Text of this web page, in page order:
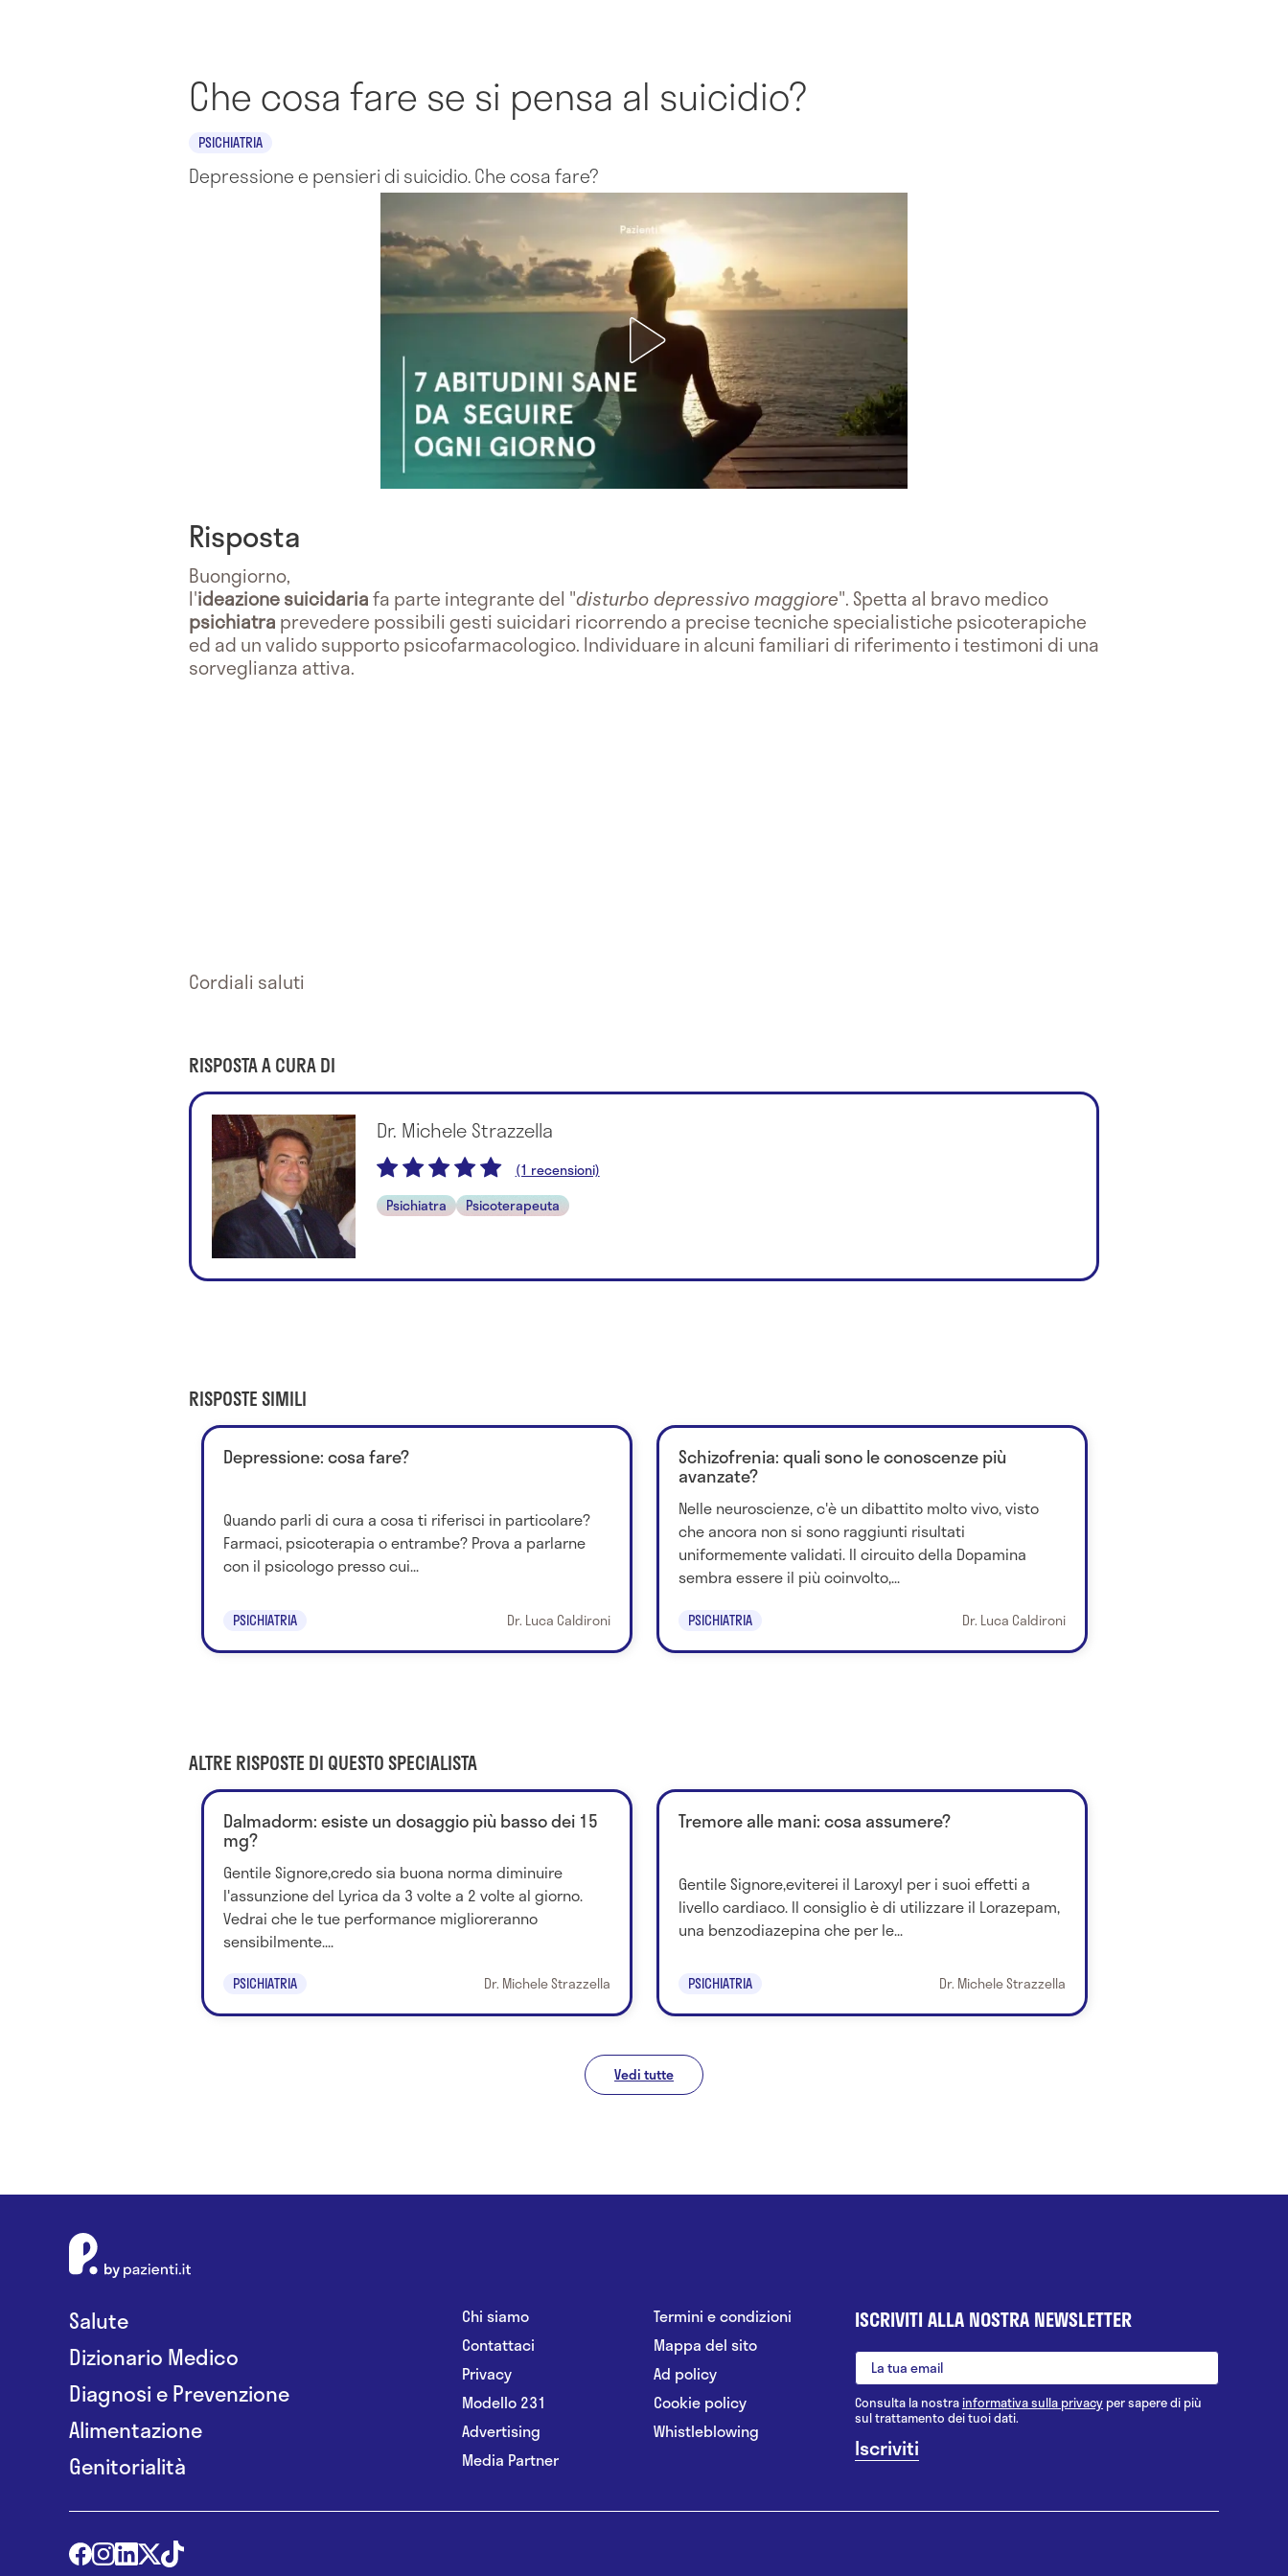
Che cosa fare se si pensa al suicidio?
PSICHIATRIA
Depressione e pensieri di suicidio. Che cosa fare?
Risposta
Buongiorno,
l'ideazione suicidariafa parte integrante del "disturbo depressivo maggiore". Spetta al bravo medico
psichiatra prevedere possibili gesti suicidari ricorrendo a precise tecniche specialistiche psicoterapiche
ed ad un valido supporto psicofarmacologico. Individuare in alcuni familiari di riferimento i testimoni di una
sorveglianza attiva.
Cordiali saluti
RISPOSTA A CURA DI
Dr. Michele Strazzella
(1 recensioni)
Psichiatra
Psicoterapeuta
RISPOSTE SIMILI
Depressione: cosa fare?
Quando parli di cura a cosa ti riferisci in particolare?
Farmaci, psicoterapia o entrambe? Prova a parlarne
con il psicologo presso cui...
PSICHIATRIA Dr. Luca Caldironi
Schizofrenia: quali sono le conoscenze più
avanzate?
Nelle neuroscienze, c'è un dibattito molto vivo, visto
che ancora non si sono raggiunti risultati
uniformemente validati. Il circuito della Dopamina
sembra essere il più coinvolto,...
PSICHIATRIA Dr. Luca Caldironi
ALTRE RISPOSTE DI QUESTO SPECIALISTA
Dalmadorm: esiste un dosaggio più basso dei 15
mg?
Gentile Signore,credo sia buona norma diminuire
l'assunzione del Lyrica da 3 volte a 2 volte al giorno.
Vedrai che le tue performance miglioreranno
sensibilmente....
PSICHIATRIA Dr. Michele Strazzella
Tremore alle mani: cosa assumere?
Gentile Signore,eviterei il Laroxyl per i suoi effetti a
livello cardiaco. Il consiglio è di utilizzare il Lorazepam,
una benzodiazepina che per le...
PSICHIATRIA Dr. Michele Strazzella
Vedi tutte
Salute
Dizionario Medico
Diagnosi e Prevenzione
Alimentazione
Genitorialità
Chi siamo
Contattaci
Privacy
Modello 231
Advertising
Media Partner
Termini e condizioni
Mappa del sito
Ad policy
Cookie policy
Whistleblowing
ISCRIVITI ALLA NOSTRA NEWSLETTER
Consulta la nostrainformativa sulla privacy per sapere di più
sul trattamento dei tuoi dati.